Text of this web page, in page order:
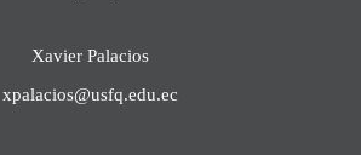
Xavier Palacios
xpalacios@usfq.edu.ec